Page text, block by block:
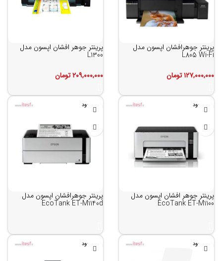
پرینتر جوهرافشان اپسون مدل
L805 Wi-Fi
۱۲۷,۰۰۰,۰۰۰تومان
پرینتر جوهر افشان اپسون مدل
L1300
۲۰۹,۰۰۰,۰۰۰تومان
ناموجود
پرینتر جوهر افشان اپسون مدل
EcoTank ET-M1100
ناموجود
پرینتر جوهرافشان اپسون مدل
EcoTank ET-M1140d
ناموجود ناموجود